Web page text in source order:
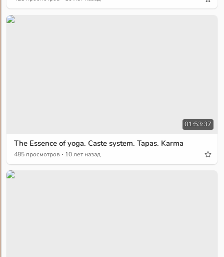
01:53:37
The Essence of yoga. Caste system. Tapas. Karma
485 просмотров · 10 лет назад